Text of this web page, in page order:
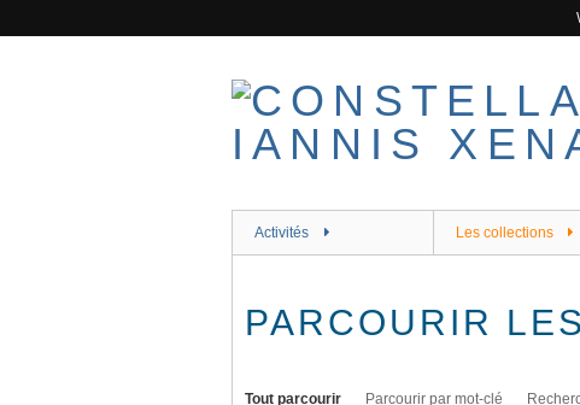
Activités Les collections
PARCOURIR
Tout parcourir Parcourir par mot-clé